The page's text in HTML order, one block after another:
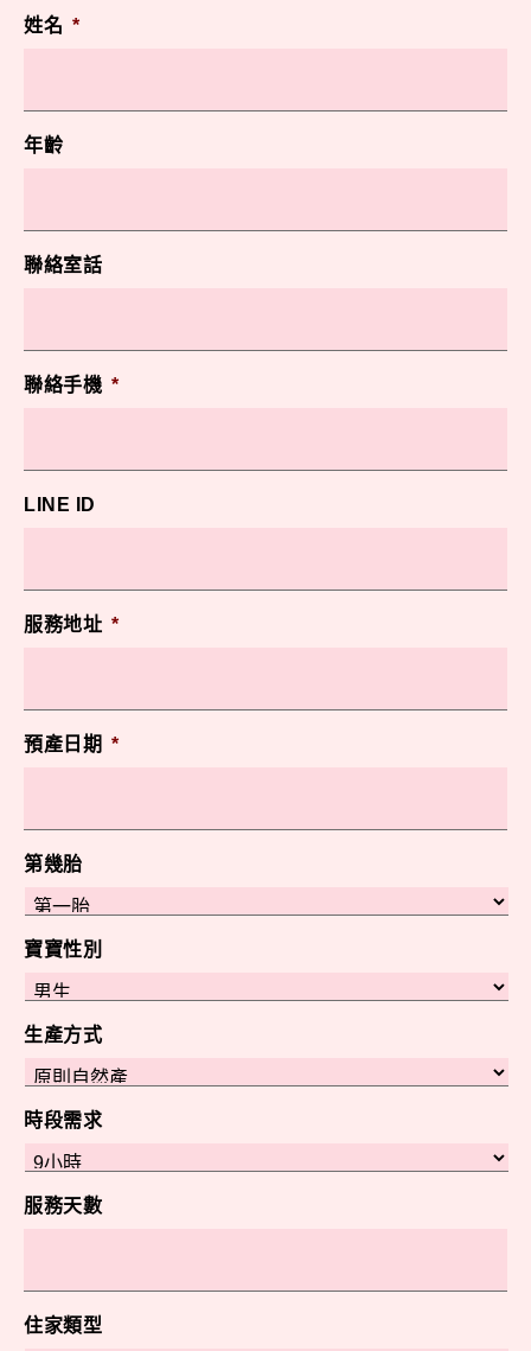
姓名 *
年齡
聯絡室話
聯絡手機 *
LINE ID
服務地址 *
預產日期 *
第幾胎
寶寶性別
生產方式
時段需求
服務天數
住家類型